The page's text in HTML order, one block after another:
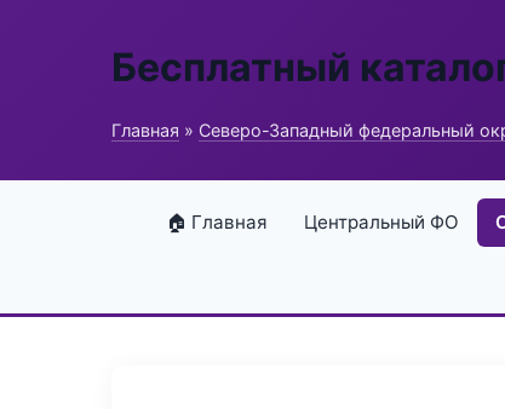
Бесплатный
Главная » Северо-Западный федеральный
🏠 Главная Центральный ФО